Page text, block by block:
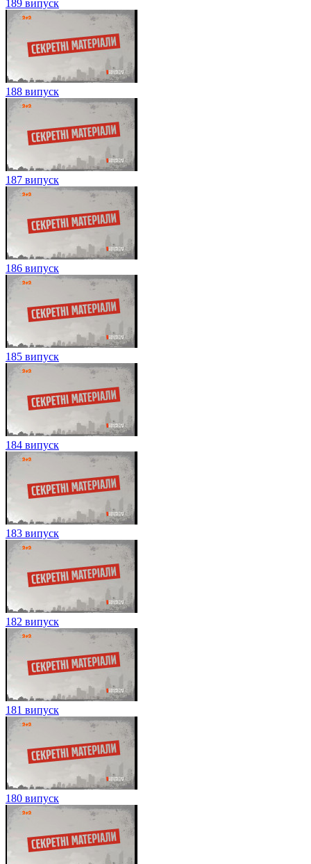
189 випуск
188 випуск
187 випуск
186 випуск
185 випуск
184 випуск
183 випуск
182 випуск
181 випуск
180 випуск